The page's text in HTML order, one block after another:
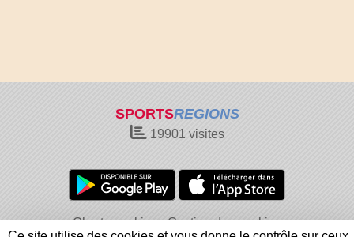
SPORTSREGIONS
19901 visites
Charte cookies
Gestion des cookies